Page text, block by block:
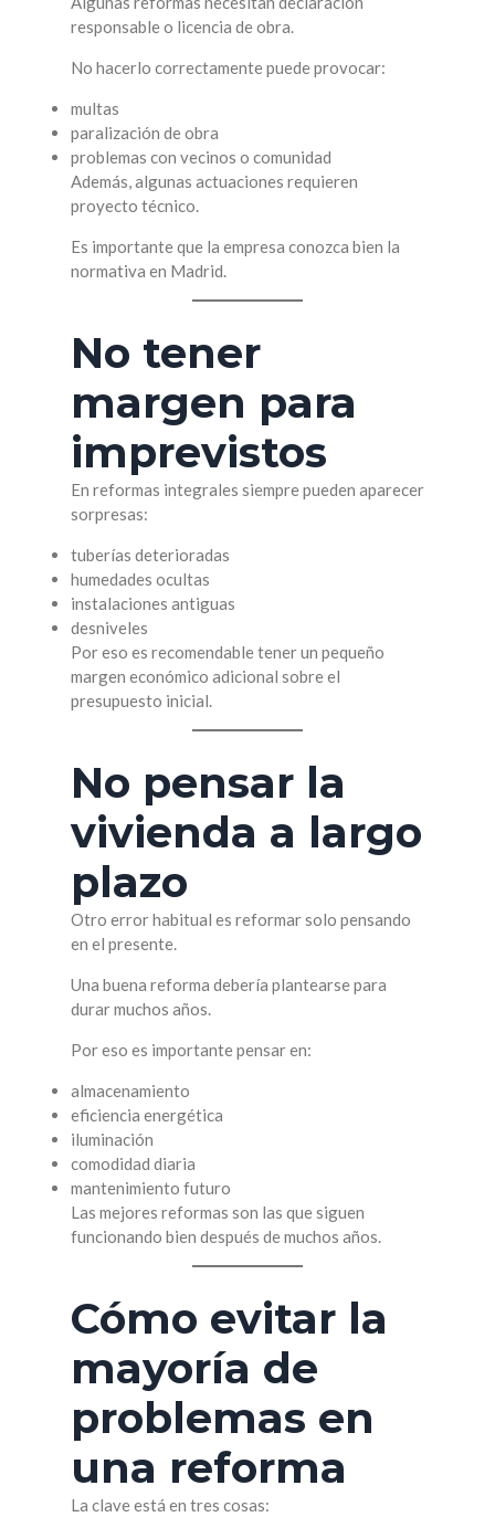
responsable o licencia de obra.
No hacerlo correctamente puede provocar:
multas
paralización de obra
problemas con vecinos o comunidad
Además, algunas actuaciones requieren
proyecto técnico.
Es importante que la empresa conozca bien la
normativa en Madrid.
No tener
margen para
imprevistos
En reformas integrales siempre pueden aparecer
sorpresas:
tuberías deterioradas
humedades ocultas
instalaciones antiguas
desniveles
Por eso es recomendable tener un pequeño
margen económico adicional sobre el
presupuesto inicial.
No pensar la
vivienda a largo
plazo
Otro error habitual es reformar solo pensando
en el presente.
Una buena reforma debería plantearse para
durar muchos años.
Por eso es importante pensar en:
almacenamiento
eficiencia energética
iluminación
comodidad diaria
mantenimiento futuro
Las mejores reformas son las que siguen
funcionando bien después de muchos años.
Cómo evitar la
mayoría de
problemas en
una reforma
La clave está en tres cosas: